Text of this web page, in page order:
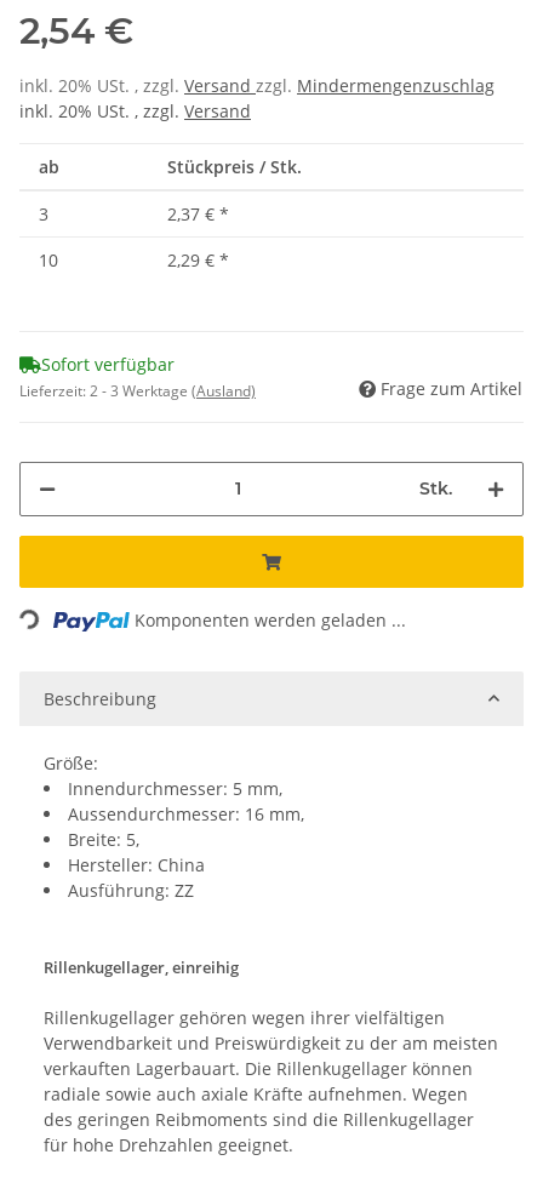
2,54 €
inkl. 20% USt. , zzgl. Versand zzgl. Mindermengenzuschlag
inkl. 20% USt. , zzgl. Versand
ab Stückpreis / Stk.
3 2,37 € *
10
2,29 € *
Sofort verfügbar
Lieferzeit:2 - 3 Werktage (Ausland) Frage zum Artikel
Stk.
Loading... Komponenten werden geladen ...
Beschreibung
Größe:
Innendurchmesser: 5 mm,
Aussendurchmesser: 16 mm,
Breite: 5,
Hersteller: China
Ausführung: ZZ
Rillenkugellager, einreihig
Rillenkugellager gehören wegen ihrer vielfältigen
Verwendbarkeit und Preiswürdigkeit zu der am meisten
verkauften Lagerbauart. Die Rillenkugellager können
radiale sowie auch axiale Kräfte aufnehmen. Wegen
des geringen Reibmoments sind die Rillenkugellager
für hohe Drehzahlen geeignet.